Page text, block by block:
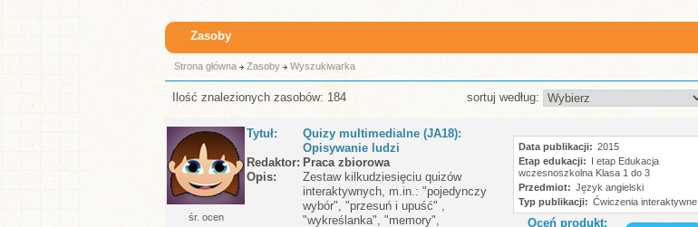
Zasoby
Strona główna Zasoby Wyszukiwarka
Ilość znalezionych zasobów: 184 sortuj według:
śr. ocen
Tytuł
Quizy multimedialne (JA18):
Opisywanie ludzi
Redaktor Praca zbiorowa
Opis
Zestaw kilkudziesięciu quizów
interaktywnych, m.in.: "pojedynczy
wybór", "przesuń i upuść" ,
"wykreślanka", "memory",
Data publikacji
2015
Etap edukacji
I etap Edukacja
wczesnoszkolna Klasa 1 do 3
Przedmiot
Język angielski
Typ publikacji
Ćwiczenia interaktywne
Oceń produkt: